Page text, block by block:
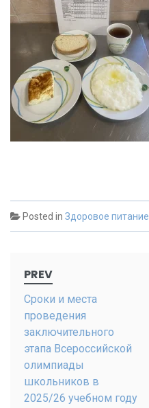
Posted in Здоровое питание
navigation
PREV
Сроки и места
проведения
заключительного
этапа Всероссийской
олимпиады
школьников в
2025/26 учебном году